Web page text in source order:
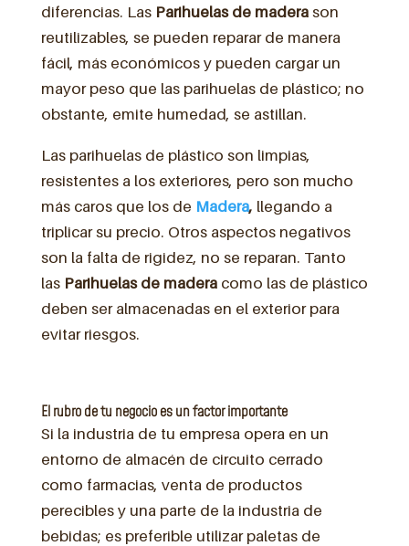
diferencias. Las Parihuelas de madera son
reutilizables, se pueden reparar de manera
fácil, más económicos y pueden cargar un
mayor peso que las parihuelas de plástico; no
obstante, emite humedad, se astillan.
Las parihuelas de plástico son limpias,
resistentes a los exteriores, pero son mucho
más caros que los de Madera, llegando a
triplicar su precio. Otros aspectos negativos
son la falta de rigidez, no se reparan. Tanto
las Parihuelas de madera como las de plástico
deben ser almacenadas en el exterior para
evitar riesgos.
El rubro de tu negocio es un factor importante
Si la industria de tu empresa opera en un
entorno de almacén de circuito cerrado
como farmacias, venta de productos
perecibles y una parte de la industria de
bebidas; es preferible utilizar paletas de